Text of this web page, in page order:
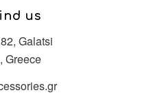
us
Galatsi
Greece